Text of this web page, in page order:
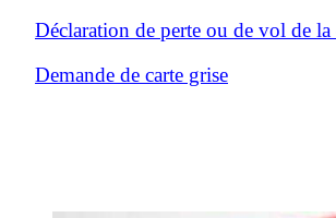
Déclaration de perte ou de vol de la
Demande de carte grise